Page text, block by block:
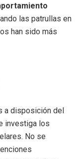
las patrullas en
han sido más
a disposición del
investiga los
No se